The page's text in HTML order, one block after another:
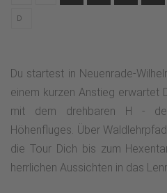
D
Du startest in Neuenrade-
einem kurzen Anstieg
mit dem drehbaren H -
Höhenfluges. Über
die Tour Dich bis zum
herrlichen Aussichten in das